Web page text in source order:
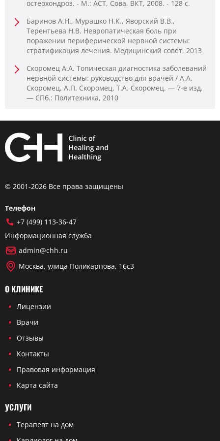
остеохондроз. - М.: АСТ, Сова, ВКТ, 2008. - 128 c.
Баринов А.Н., Мурашко Н.К., Яворский В.В.,
Терентьева Н.В. Невропатическая боль при
поражении периферической нервной системы:
стратификация лечения. Медицинский совет, 2013
Скоромец А.А. Топическая диагностика заболеваний
нервной системы: руководство для врачей / А.А.
Скоромец, А.П. Скоромец, Т.А. Скоромец. — 7-е изд.
— СПб.: Политехника, 2010
© 2001-2026 Все права защищены
Телефон
+7 (499) 113-36-47
Информационная служба
admin@chh.ru
Москва, улица Поликарпова, 16с3
О КЛИНИКЕ
Лицензии
Врачи
Отзывы
Контакты
Правовая информация
Карта сайта
УСЛУГИ
Терапевт на дом